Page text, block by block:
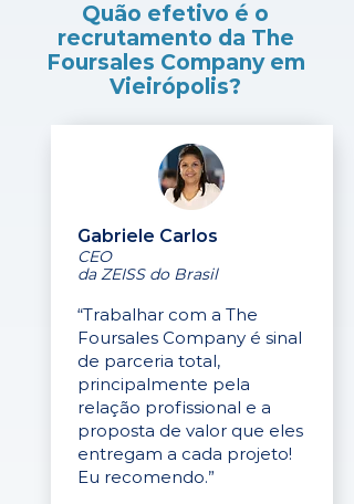
Quão efetivo é o
recrutamento da The
Foursales Company em
Vieirópolis?
Gabriele Carlos
CEO
da ZEISS do Brasil
“Trabalhar com a The
Foursales Company é sinal
de parceria total,
principalmente pela
relação profissional e a
proposta de valor que eles
entregam a cada projeto!
Eu recomendo.”